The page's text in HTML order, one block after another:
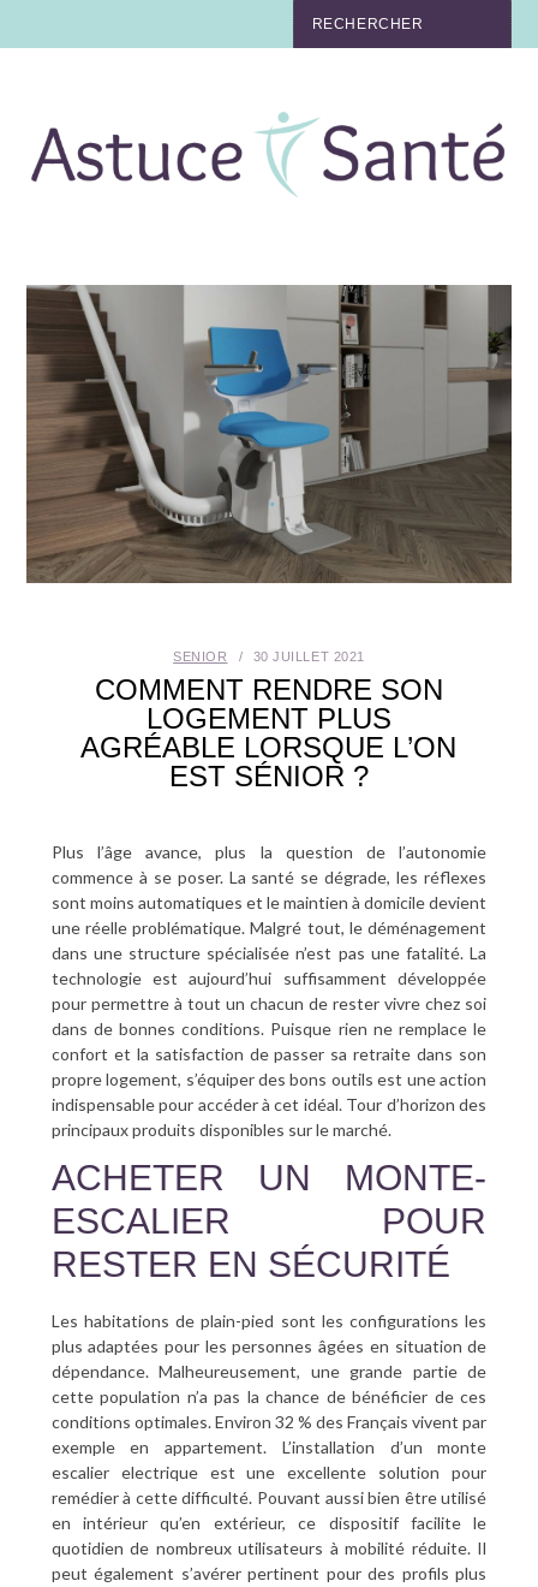
TABAC
NUTRITION
MÉDECINE
MÉDECINE DOUCE
BIEN-ÊTRE
SANTÉ BUCCO-DENTAIRE
CONTACT
SENIOR 30 JUILLET 2021
COMMENT RENDRE SON
LOGEMENT PLUS
AGRÉABLE LORSQUE L’ON
EST SÉNIOR ?
Plus l’âge avance, plus la question de l’autonomie
commence à se poser. La santé se dégrade, les réflexes
sont moins automatiques et le maintien à domicile devient
une réelle problématique. Malgré tout, le déménagement
dans une structure spécialisée n’est pas une fatalité. La
technologie est aujourd’hui suffisamment développée
pour permettre à tout un chacun de rester vivre chez soi
dans de bonnes conditions. Puisque rien ne remplace le
confort et la satisfaction de passer sa retraite dans son
propre logement, s’équiper des bons outils est une action
indispensable pour accéder à cet idéal. Tour d’horizon des
principaux produits disponibles sur le marché.
ACHETER UN MONTE-
ESCALIER POUR
RESTER EN SÉCURITÉ
Les habitations de plain-pied sont les configurations les
plus adaptées pour les personnes âgées en situation de
dépendance. Malheureusement, une grande partie de
cette population n’a pas la chance de bénéficier de ces
conditions optimales. Environ 32 % des Français vivent par
exemple en appartement. L’installation d’un monte
escalier electrique est une excellente solution pour
remédier à cette difficulté. Pouvant aussi bien être utilisé
en intérieur qu’en extérieur, ce dispositif facilite le
quotidien de nombreux utilisateurs à mobilité réduite. Il
peut également s’avérer pertinent pour des profils plus